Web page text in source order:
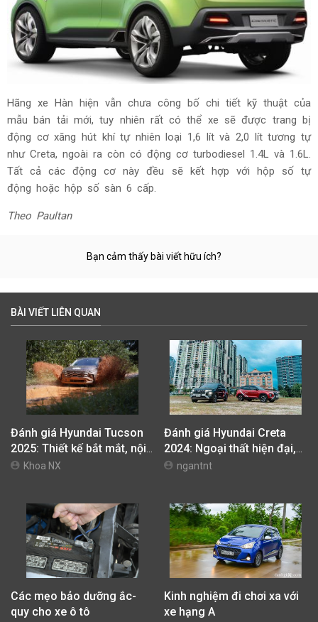
Hãng xe Hàn hiện vẫn chưa công bố chi tiết kỹ thuật của
mẫu bán tải mới, tuy nhiên rất có thể xe sẽ được trang bị
động cơ xăng hút khí tự nhiên loại 1,6 lít và 2,0 lít tương tự
như Creta, ngoài ra còn có động cơ turbodiesel 1.4L và 1.6L.
Tất cả các động cơ này đều sẽ kết hợp với hộp số tự
động hoặc hộp số sàn 6 cấp.
Theo Paultan
Bạn cảm thấy bài viết hữu ích?
BÀI VIẾT LIÊN QUAN
Đánh giá Hyundai Tucson
2025: Thiết kế bắt mắt, nội
thất tinh tế, vận hành linh
Khoa NX
Đánh giá Hyundai Creta
2024: Ngoại thất hiện đại,
trang bị phong phú nhưng
ngantnt
Các mẹo bảo dưỡng ắc-
quy cho xe ô tô
Kinh nghiệm đi chơi xa với
xe hạng A